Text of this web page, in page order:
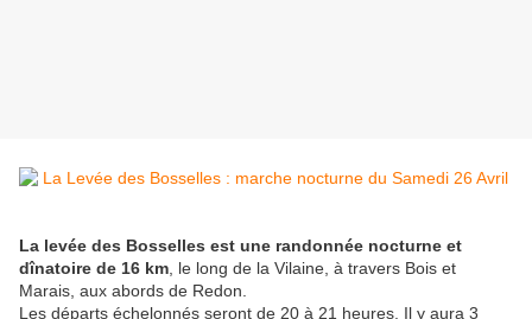
La levée des Bosselles est une randonnée nocturne et
dînatoire de 16 km , le long de la Vilaine, à travers Bois et
Marais, aux abords de Redon.
Les départs échelonnés seront de 20 à 21 heures. Il y aura 3